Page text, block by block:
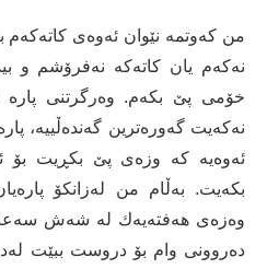
من كه‌وتمه‌ نێوان ئه‌وه‌ی كاته‌كه‌م
نه‌كه‌م یان كاته‌كه‌ نه‌فرۆشم و
خۆمی پێ بكه‌م. وه‌رگرتنی پاره‌
نه‌كه‌یت گه‌وره‌ترین گه‌نده‌ڵییه‌، پاره‌
ئه‌وه‌یه‌ كه‌ وزه‌ی پێ بكڕیت بۆ
بكه‌یت. به‌ڵام من له‌زانكۆ
وه‌زه‌ی هه‌فته‌یه‌ك له‌ شه‌ش‌
ده‌روونی وام بۆ دروست ببێت